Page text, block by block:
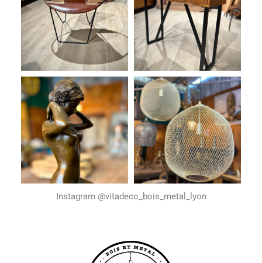
Instagram @vitadeco_bois_metal_lyon